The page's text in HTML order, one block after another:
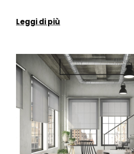
Leggi di più